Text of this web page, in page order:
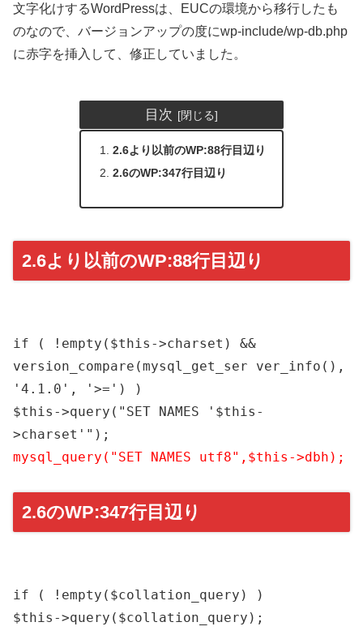
文字化けするWordPressは、EUCの環境から移行したも
のなので、バージョンアップの度にwp-include/wp-db.php
に赤字を挿入して、修正していました。
目次
2.6より以前のWP:88行目辺り
2.6のWP:347行目辺り
2.6より以前のWP:88行目辺り
if ( !empty($this->charset) &&
version_compare(mysql_get_ser ver_info(),
'4.1.0', '>=') )
$this->query("SET NAMES '$this-
>charset'");
mysql_query("SET NAMES utf8",$this->dbh);
2.6のWP:347行目辺り
if ( !empty($collation_query) )
$this->query($collation_query);